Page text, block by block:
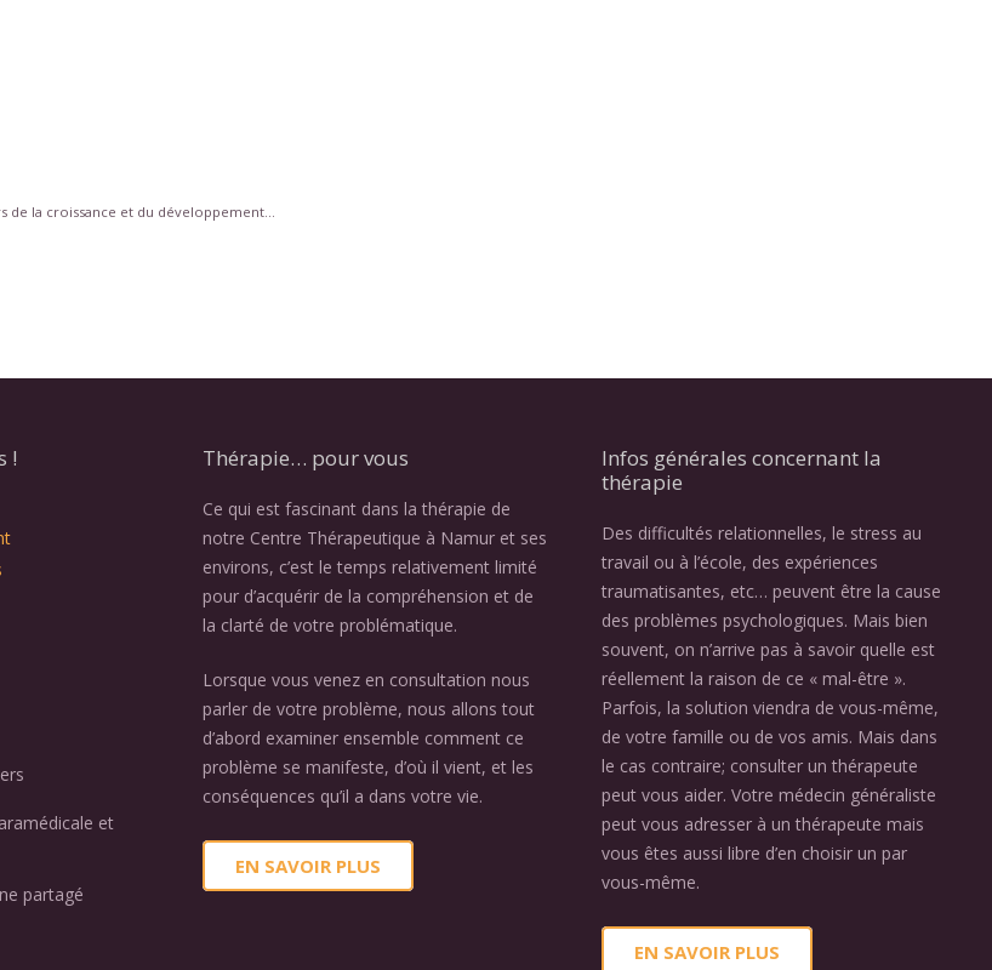
de la croissance et du développement...
!
et
partagé
Thérapie… pour vous
Ce qui est fascinant dans la thérapie de
notre Centre Thérapeutique à Namur et ses
environs, c’est le temps relativement limité
pour d’acquérir de la compréhension et de
la clarté de votre problématique.
Lorsque vous venez en consultation nous
parler de votre problème, nous allons tout
d’abord examiner ensemble comment ce
problème se manifeste, d’où il vient, et les
conséquences qu’il a dans votre vie.
EN SAVOIR PLUS
Infos générales concernant la
thérapie
Des difficultés relationnelles, le stress au
travail ou à l’école, des expériences
traumatisantes, etc… peuvent être la cause
des problèmes psychologiques. Mais bien
souvent, on n’arrive pas à savoir quelle est
réellement la raison de ce « mal-être ».
Parfois, la solution viendra de vous-même,
de votre famille ou de vos amis. Mais dans
le cas contraire; consulter un thérapeute
peut vous aider. Votre médecin généraliste
peut vous adresser à un thérapeute mais
vous êtes aussi libre d’en choisir un par
vous-même.
EN SAVOIR PLUS